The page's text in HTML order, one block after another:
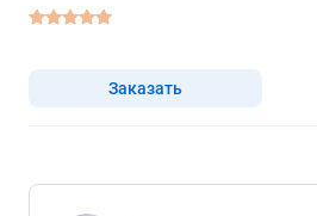
Заказать